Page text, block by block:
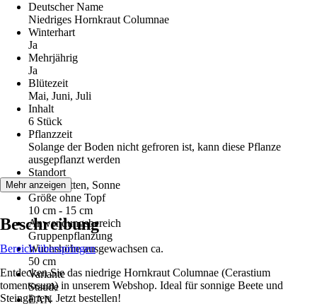
Deutscher Name
Niedriges Hornkraut Columnae
Winterhart
Ja
Mehrjährig
Ja
Blütezeit
Mai, Juni, Juli
Inhalt
6 Stück
Pflanzzeit
Solange der Boden nicht gefroren ist, kann diese Pflanze
ausgepflanzt werden
Standort
Halbschatten, Sonne
Größe ohne Topf
10 cm - 15 cm
Anwendungsbereich
Gruppenpflanzung
Wuchshöhe ausgewachsen ca.
50 cm
Variante
Staude
EAN
Mehr anzeigen
Beschreibung
Bereich überspringen
Entdecken Sie das niedrige Hornkraut Columnae (Cerastium
tomentosum) in unserem Webshop. Ideal für sonnige Beete und
Steingärten. Jetzt bestellen!